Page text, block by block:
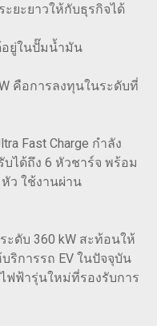
ยะยาวให้กับธุรกิจได้
อยู่ในปั๊มน้ำมัน
คือการลงทุนในระดับที่
Fast Charge กำลัง
บได้ถึง 6 หัวชาร์จ พร้อม
หัว ใช้งานผ่าน
ะดับ 360 kW สะท้อนให้
ริการรถ EV ในปัจจุบัน
ฟฟ้ารุ่นใหม่ที่รองรับการ